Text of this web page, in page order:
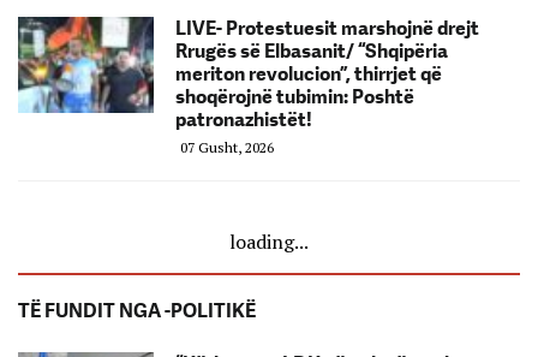
LIVE- Protestuesit marshojnë drejt
Rrugës së Elbasanit/ “Shqipëria
meriton revolucion”, thirrjet që
shoqërojnë tubimin: Poshtë
patronazhistët!
07 Gusht, 2026
loading...
TË FUNDIT NGA -POLITIKË